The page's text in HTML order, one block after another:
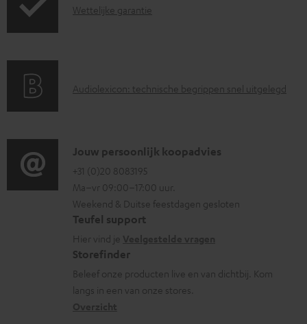
m
e
e
n
r
m
a
t
i
e
G
n
e
i
n
f
o
r
m
a
Wettelijke garantie
A
i
o
g
l
o
s
s
a
Audiolexicon: technische begrippen snel uitgelegd
C
o
n
t
a
c
t
i
Jouw persoonlijk koopadvies
+31 (0)20 8083195
Ma–vr 09:00–17:00 uur.
Weekend & Duitse feestdagen gesloten
Teufel support
Hier vind je
Storefinder
Beleef onze producten live en van dichtbij. Kom
langs in een van onze stores.